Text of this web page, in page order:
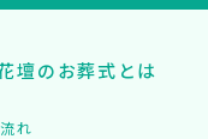
壇のお葬式とは
れ